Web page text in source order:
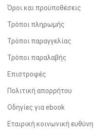
Όροι και προϋποθέσεις
Τρόποι πληρωμής
Τρόποι παραγγελίας
Τρόποι παραλαβής
Επιστροφές
Πολιτική απορρήτου
Οδηγίες για ebook
Εταιρική κοινωνική ευθύνη